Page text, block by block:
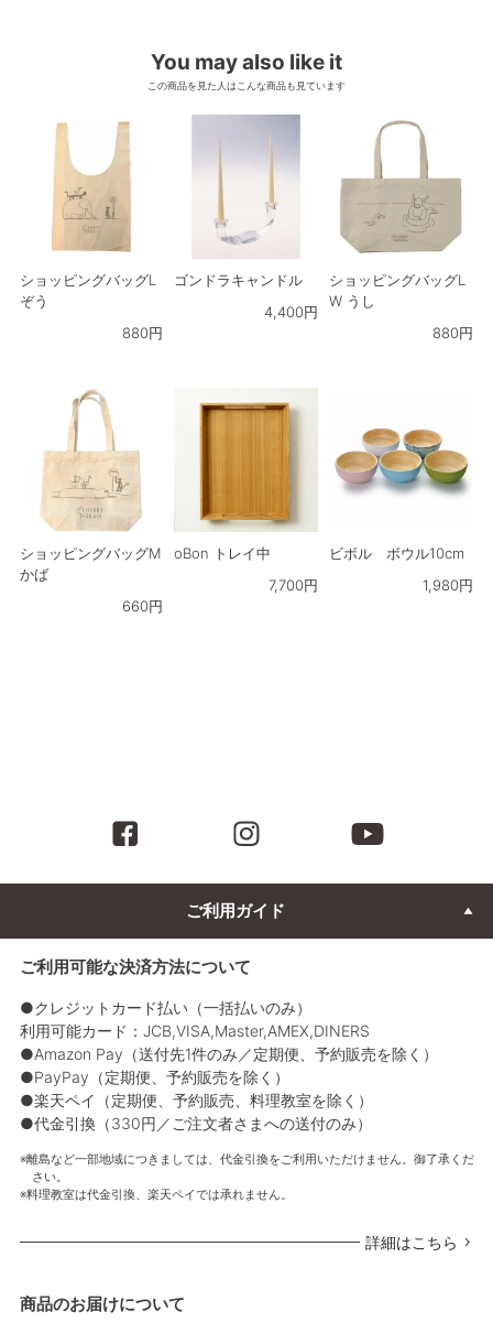
You may also like it
この商品を見た人はこんな商品も見ています
ショッピングバッグL
ぞう
880円
ゴンドラキャンドル
4,400円
ショッピングバッグL
W うし
880円
ショッピングバッグM
かば
660円
oBon トレイ中
7,700円
ビボル ボウル10cm
1,980円
ご利用ガイド
ご利用可能な決済方法について
●クレジットカード払い（一括払いのみ）
利用可能カード：JCB,VISA,Master,AMEX,DINERS
●Amazon Pay（送付先1件のみ／定期便、予約販売を除く）
●PayPay（定期便、予約販売を除く）
●楽天ペイ（定期便、予約販売、料理教室を除く）
●代金引換（330円／ご注文者さまへの送付のみ）
離島など一部地域につきましては、代金引換をご利用いただけません。御了承くだ
さい。
料理教室は代金引換、楽天ペイでは承れません。
詳細はこちら
商品のお届けについて